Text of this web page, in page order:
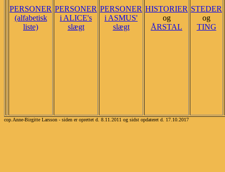
PERSONER
(alfabetisk
liste)
PERSONER
i ALICE's
slægt
PERSONER
i ASMUS'
slægt
HISTORIER
og
ÅRSTAL
STEDER
og
TING
cop.Anne-Birgitte Larsson - siden er oprettet d. 8.11.2011 og sidst opdateret d. 17.10.2017